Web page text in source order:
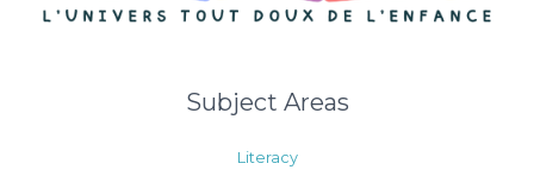
Subject Areas
Literacy